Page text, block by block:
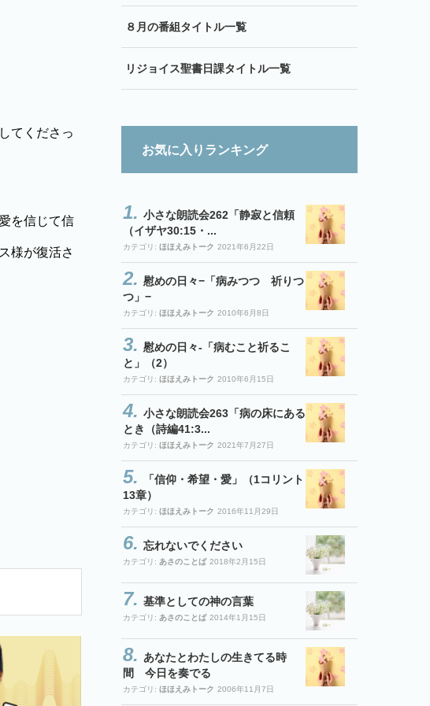
てくださっ
を信じて信
様が復活さ
８月の番組タイトル一覧
リジョイス聖書日課タイトル一覧
お気に入りランキング
小さな朗読会262「静寂と信頼
（イザヤ30:15・...
カテゴリ: ほほえみトーク 2021年6月22日
慰めの日々−「病みつつ 祈りつ
つ」−
カテゴリ: ほほえみトーク 2010年6月8日
慰めの日々-「病むこと祈るこ
と」（2）
カテゴリ: ほほえみトーク 2010年6月15日
小さな朗読会263「病の床にある
とき（詩編41:3...
カテゴリ: ほほえみトーク 2021年7月27日
「信仰・希望・愛」（1コリント
13章）
カテゴリ: ほほえみトーク 2016年11月29日
忘れないでください
カテゴリ: あさのことば 2018年2月15日
基準としての神の言葉
カテゴリ: あさのことば 2014年1月15日
あなたとわたしの生きてる時
間 今日を奏でる
カテゴリ: ほほえみトーク 2006年11月7日